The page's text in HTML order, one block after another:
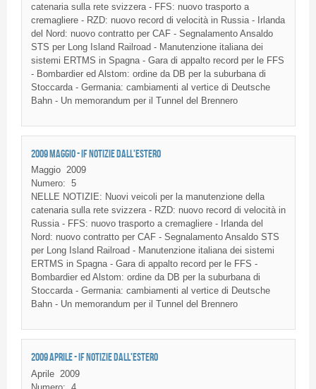
catenaria sulla rete svizzera- FFS: nuovo trasportoa
cremagliere- RZD: nuovorecord di velocitàin Russia - Irlanda
del Nord: nuovo contrattoper CAF- Segnalamento Ansaldo
STS per Long Island Railroad - Manutenzione italiana dei
sistemi ERTMS in Spagna- Gara di appaltorecord per le FFS
- Bombardier ed Alstom: ordine daDB per la suburbana di
Stoccarda- Germania: cambiamenti al vertice di Deutsche
Bahn- Un memorandum per il Tunnel del Brennero
2009 MAGGIO - IF NOTIZIE DALL'ESTERO
Maggio 2009
Numero: 5
NELLE NOTIZIE: Nuovi veicoli per la manutenzione della
catenaria sulla rete svizzera - RZD: nuovo record di velocità in
Russia - FFS: nuovo trasporto a cremagliere - Irlanda del
Nord: nuovo contratto per CAF - Segnalamento Ansaldo STS
per Long Island Railroad - Manutenzione italiana dei sistemi
ERTMS in Spagna - Gara di appalto record per le FFS -
Bombardier ed Alstom: ordine da DB per la suburbana di
Stoccarda - Germania: cambiamenti al vertice di Deutsche
Bahn - Un memorandum per il Tunnel del Brennero
2009 APRILE - IF NOTIZIE DALL'ESTERO
Aprile
2009